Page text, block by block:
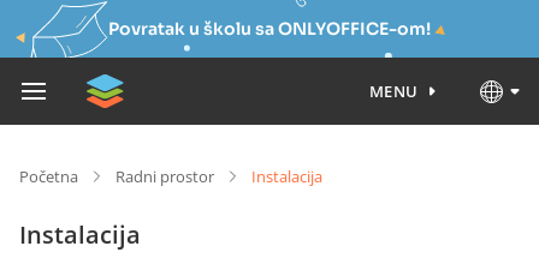
Povratak u školu sa ONLYOFFICE-om!
MENU
Početna Radni prostor Instalacija
Instalacija